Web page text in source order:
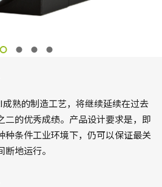
熟的制造工艺，将继续延续在过去
二的优秀成绩。产品设计要求是，即
种条件工业环境下，仍可以保证最关
地运行。